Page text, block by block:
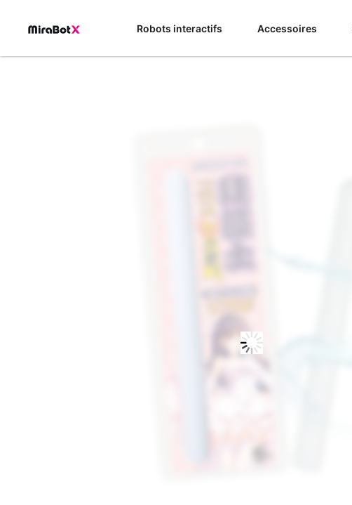
Robots interactifs Accessoires